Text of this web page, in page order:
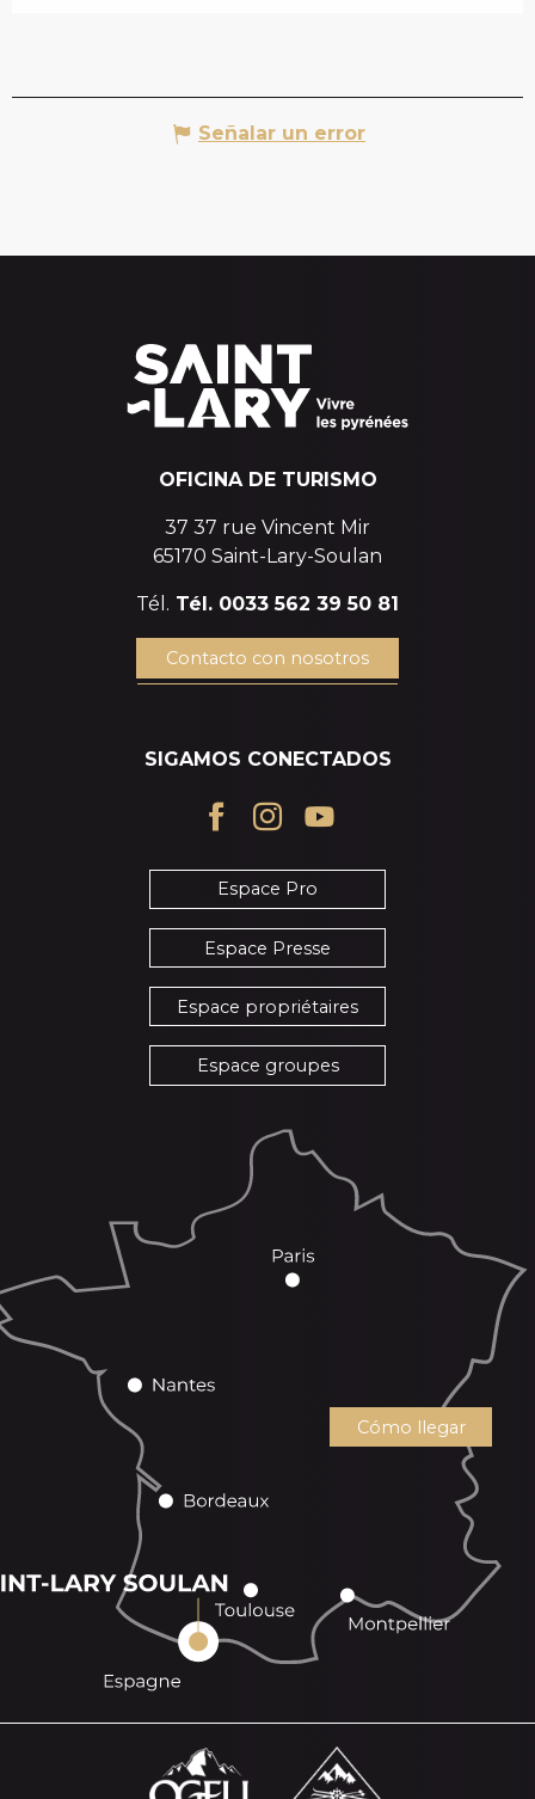
Señalar un error
OFICINA DE TURISMO
37 37 rue Vincent Mir
65170 Saint-Lary-Soulan
Tél. Tél. 0033 562 39 50 81
Contacto con nosotros
SIGAMOS CONECTADOS
Espace Pro
Espace Presse
Espace propriétaires
Espace groupes
Cómo llegar